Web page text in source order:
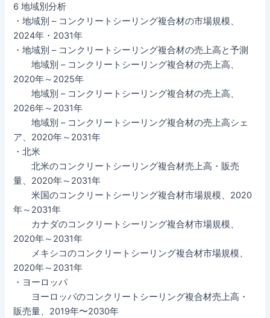
6 地域別分析
・地域別 – コンクリートシーリング複合材の市場規模、
2024年・2031年
・地域別 – コンクリートシーリング複合材の売上高と予測
地域別 – コンクリートシーリング複合材の売上高、
2020年～2025年
地域別 – コンクリートシーリング複合材の売上高、
2026年～2031年
地域別 – コンクリートシーリング複合材の売上高シェ
ア、2020年～2031年
・北米
北米のコンクリートシーリング複合材売上高・販売
量、2020年～2031年
米国のコンクリートシーリング複合材市場規模、2020
年～2031年
カナダのコンクリートシーリング複合材市場規模、
2020年～2031年
メキシコのコンクリートシーリング複合材市場規模、
2020年～2031年
・ヨーロッパ
ヨーロッパのコンクリートシーリング複合材売上高・
販売量、2019年〜2030年